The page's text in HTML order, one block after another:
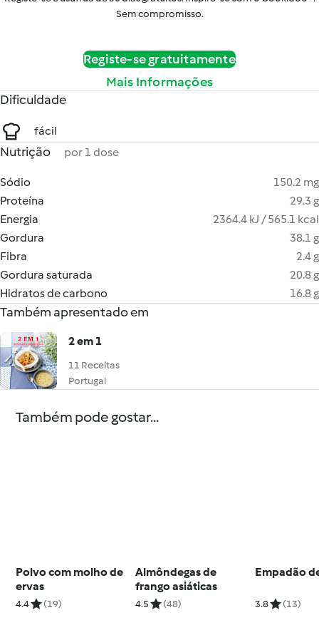
Sem compromisso.
Registe-se gratuitamente
Mais Informações
Dificuldade
fácil
Nutrição por 1 dose
Sódio
150.2 mg
Proteína
29.3 g
Energia
2364.4 kJ / 565.1 kcal
Gordura
38.1 g
Fibra
2.4 g
Gordura saturada
20.8 g
Hidratos de carbono
16.8 g
Também apresentado em
2 em 1
11 Receitas
Portugal
Também pode gostar...
Polvo com molho de
ervas
4.4 (19)
Almôndegas de
frango asiáticas
4.5 (48)
Empadão
3.8 (13)